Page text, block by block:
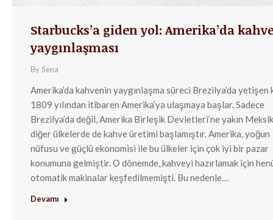
Starbucks’a giden yol: Amerika’da
yaygınlaşması
BySena
Amerika’da kahvenin yaygınlaşma süreci Brezilya’da yetişen
1809 yılından itibaren Amerika’ya ulaşmaya başlar. Sadece
Brezilya’da değil, Amerika Birleşik Devletleri’ne yakın
diğer ülkelerde de kahve üretimi başlamıştır. Amerika, yoğun
nüfusu ve güçlü ekonomisi ile bu ülkeler için çok iyi bir pazar
konumuna gelmiştir. O dönemde, kahveyi hazırlamak için
otomatik makinalar keşfedilmemişti. Bu nedenle…
Devamı